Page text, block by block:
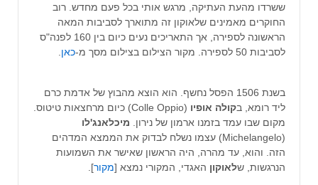
ששרדו מהעת העתיקה, מרגש אותי בכל פעם מחדש. רוב
החוקרים מאמינים שלאוקון זה מתוארך לסביבות המאה
הראשונה לספירה, אך התאריכים נעים כיום בין 160 לפנה"ס
לסביבות 50 לספירה. מקור הצילום בצילום מסך מ-
כאן
בשנת 1506 הפסל נחשף. הוא הוצא מהבוץ של אדמת כרם
ליד רומא, בקולה אופיו
(Colle Oppio) כיום מרחצאות טיטוס.
מקום שבו עמד בזמנו ארמון של נירון. מיכלאנג'לו
(Michelangelo) עצמו נשלח לבדוק את הממצא המדהים
הזה. והוא, עד מהרה, היה הראשון שאישר את השמועות
הנרגשות, שלאוקון האגדי, המקורי נמצא [מקור].